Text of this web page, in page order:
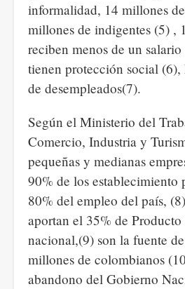
informalidad, 14 millones
millones de indigentes (5) ,
reciben menos de un
tienen protección social
de desempleados(7).
Según el Ministerio del
Comercio, Industria y
pequeñas y medianas
90% de los establecimiento
80% del empleo del país,
aportan el 35% de
nacional,(9) son la fuente
millones de colombianos
abandono del Gobierno